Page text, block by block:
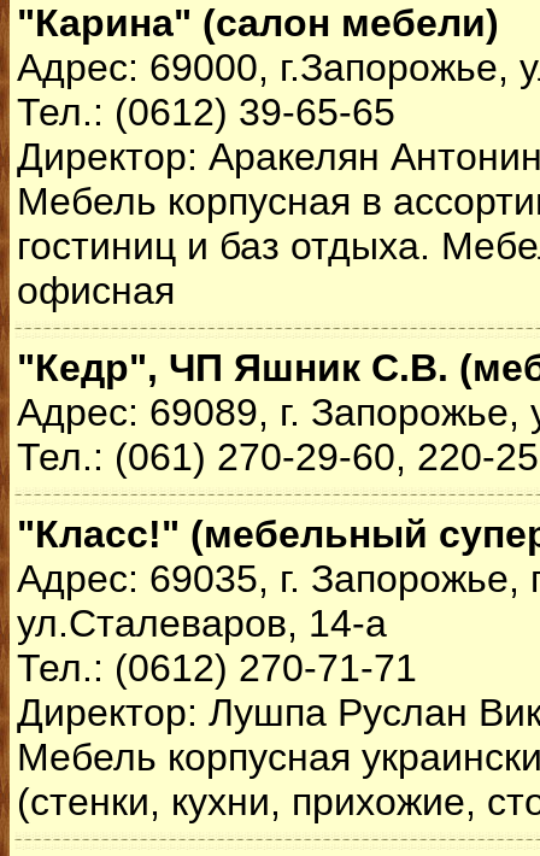
"Карина" (салон мебели)
Адрес: 69000, г.Запорожье,
Тел.: (0612) 39-65-65
Директор: Аракелян
Мебель корпусная в
гостиниц и баз отдыха.
офисная
"Кедр", ЧП Яшник С.В.
Адрес: 69089, г.
Тел.: (061) 270-29-60, 220-
"Класс!" (мебельный
Адрес: 69035, г. Запорожье,
ул.Сталеваров, 14-а
Тел.: (0612) 270-71-71
Директор: Лушпа Руслан
Мебель корпусная
(стенки, кухни, прихожие,